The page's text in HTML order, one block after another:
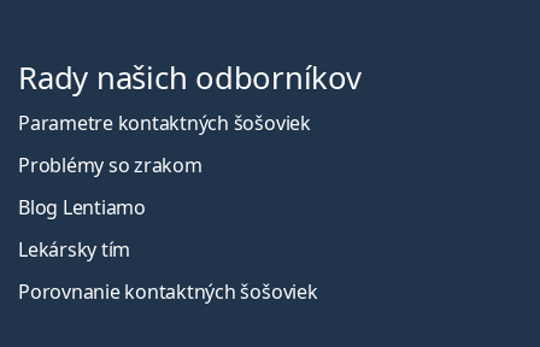
Rady našich odborníkov
Parametre kontaktných šošoviek
Problémy so zrakom
Blog Lentiamo
Lekársky tím
Porovnanie kontaktných šošoviek